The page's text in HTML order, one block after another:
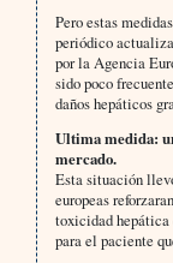
Pero estas
periódico
por la Agencia
sido poco
daños hepáticos
Ultima medida:
mercado.
Esta situación
europeas
toxicidad
para el paciente